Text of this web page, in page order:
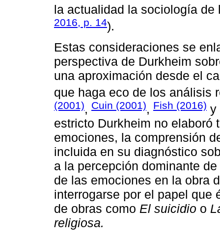
la actualidad la sociología
2016, p. 14).
Estas consideraciones se
perspectiva de Durkheim
una aproximación desde el
que haga eco de los análisis
(2001), Cuin (2001), Fish (2016) y
estricto Durkheim no elaboró
emociones, la comprensión
incluida en su diagnóstico
a la percepción dominante
de las emociones en la obra
interrogarse por el papel que
de obras como El suicidio o
religiosa.